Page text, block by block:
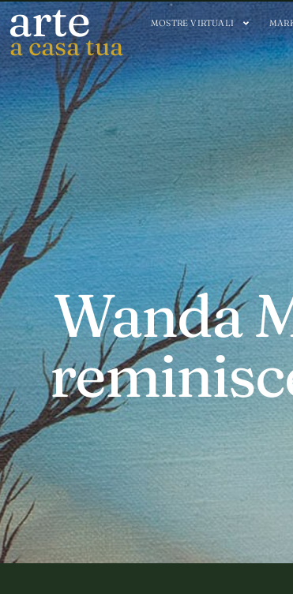
arte
a casa tua
MOSTRE VIRTUALI
Wanda